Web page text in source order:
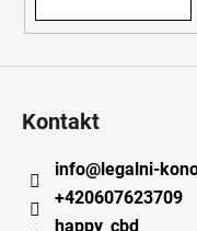
Kontakt
info@legalni-
+420607623709
happy_cbd